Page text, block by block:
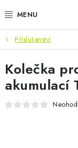
na
KLIMATIZACE
ELEKTROCENTRÁLY
ZAHRADNÍ
Příslušenství
Kolečka
akumulací